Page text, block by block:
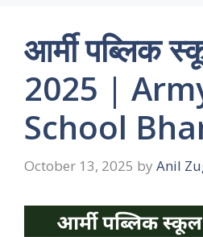
आर्मी पब्लिक
2025 |
School
October 13, 2025 by Anil